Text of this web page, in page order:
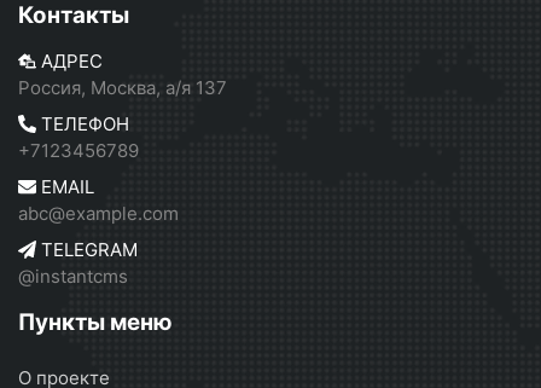
Контакты
АДРЕС
Россия, Москва, а/я 137
ТЕЛЕФОН
+7123456789
EMAIL
abc@example.com
TELEGRAM
@instantcms
Пункты меню
О проекте